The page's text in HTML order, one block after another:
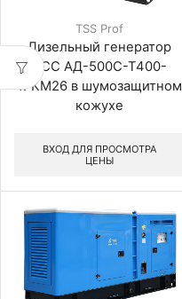
TSS Prof
Дизельный генератор
ТСС АД-500С-Т400-
1РКМ26 в шумозащитном
кожухе
ВХОД ДЛЯ ПРОСМОТРА
ЦЕНЫ